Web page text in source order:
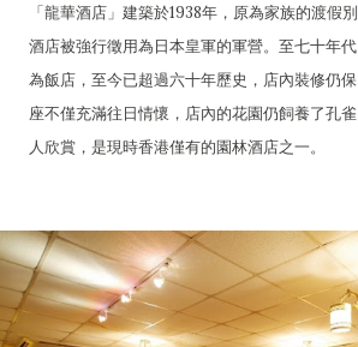
「龍華酒店」建築於1938年，原為家族的渡假
酒店被強行徵用為日本皇軍的軍營。至七十年
為飯店，至今已超過六十年歷史，店內裝修仍
座不僅充滿往日情懷，店內的花園仍飼養了孔
人欣賞，是現時香港僅有的園林酒店之一。